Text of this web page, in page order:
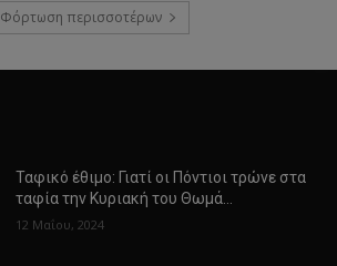
Φόρτωση περισσοτέρων
Ταφικό έθιμο: Γιατί οι Πόντιοι τρώνε στα
ταφία την Κυριακή του Θωμά…
12 Μαΐου, 2024